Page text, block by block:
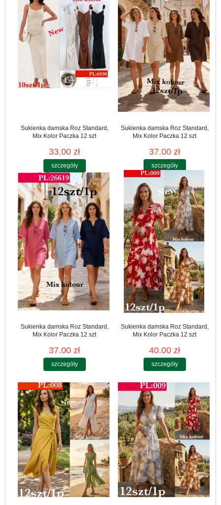
Sukienka damska Roz Standard,
Mix Kolor Paczka 12 szt
33.00 zł
szczegóły
Sukienka damska Roz Standard,
Mix Kolor Paczka 12 szt
37.00 zł
szczegóły
Sukienka damska Roz Standard,
Mix Kolor Paczka 12 szt
37.00 zł
szczegóły
Sukienka damska Roz Standard,
Mix Kolor Paczka 12 szt
40.00 zł
szczegóły